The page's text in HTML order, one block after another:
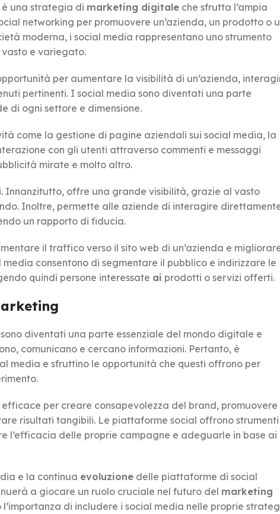
è una strategia di marketing digitale che sfrutta l’ampia
networking per promuovere un’azienda, un prodotto o
moderna, i social media rappresentano uno strumento
e variegato.
per aumentare la visibilità di un’azienda,
pertinenti. I social media sono diventati una parte
di ogni settore e dimensione.
come la gestione di pagine aziendali sui social media, la
con gli utenti attraverso commenti e messaggi
mirate e molto altro.
offre una grande visibilità, grazie al vasto
Inoltre, permette alle aziende di interagire
un rapporto di fiducia.
il traffico verso il sito web di un’azienda e
consentono di segmentare il pubblico e indirizzare le
quindi persone interessate ai prodotti o servizi offerti.
diventati una parte essenziale del mondo digitale e
comunicano e cercano informazioni. Pertanto, è
media e sfruttino le opportunità che questi offrono per
efficace per creare consapevolezza del brand, promuovere
risultati tangibili. Le piattaforme social offrono strumenti
l’efficacia delle proprie campagne e adeguarle in base ai
e la continua evoluzione delle piattaforme di social
a giocare un ruolo cruciale nel futuro del marketing
di includere i social media nelle proprie